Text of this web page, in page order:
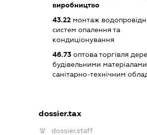
виробництво
43.22монтаж
систем опалення та
кондиціонування
46.73оптова торгівля
будівельними
санітарно-технічним
dossier.tax
dossier.staff